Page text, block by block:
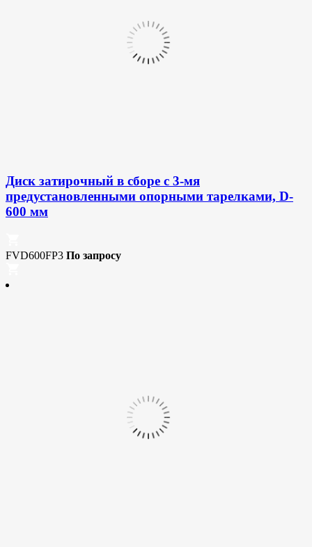
Диск затирочный в сборе с 3-мя
предустановленными опорными тарелками, D-
600 мм
FVD600FP3 По запросу